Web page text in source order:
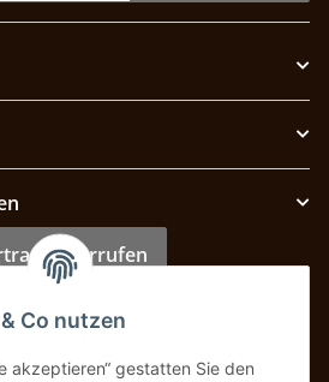
widerrufen
Co nutzen
akzeptieren“ gestatten Sie den